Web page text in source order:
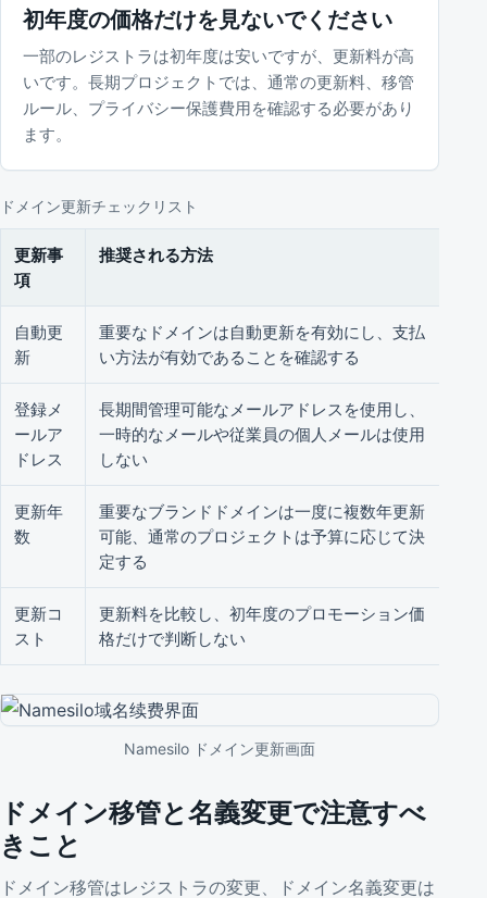
初年度の価格だけを見ないでください
一部のレジストラは初年度は安いですが、更新料が高
いです。長期プロジェクトでは、通常の更新料、移管
ルール、プライバシー保護費用を確認する必要があり
ます。
ドメイン更新チェックリスト
更新事
項
推奨される方法
自動更
新
重要なドメインは自動更新を有効にし、支払
い方法が有効であることを確認する
登録メ
ールア
ドレス
長期間管理可能なメールアドレスを使用し、
一時的なメールや従業員の個人メールは使用
しない
更新年
数
重要なブランドドメインは一度に複数年更新
可能、通常のプロジェクトは予算に応じて決
定する
更新コ
スト
更新料を比較し、初年度のプロモーション価
格だけで判断しない
Namesilo ドメイン更新画面
ドメイン移管と名義変更で注意すべ
きこと
ドメイン移管はレジストラの変更、ドメイン名義変更は